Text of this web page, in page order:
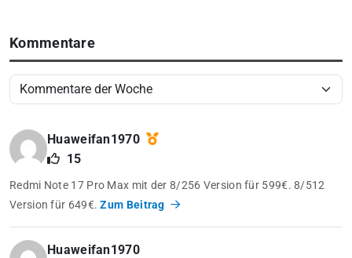
Kommentare
Huaweifan1970
15
Redmi Note 17 Pro Max mit der 8/256 Version für 599€. 8/512
Version für 649€.Zum Beitrag
Huaweifan1970